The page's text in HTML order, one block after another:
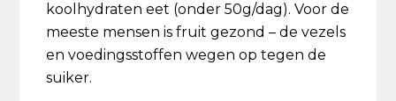
koolhydraten eet (onder 50g/dag). Voor de
meeste mensen is fruit gezond – de vezels
en voedingsstoffen wegen op tegen de
suiker.